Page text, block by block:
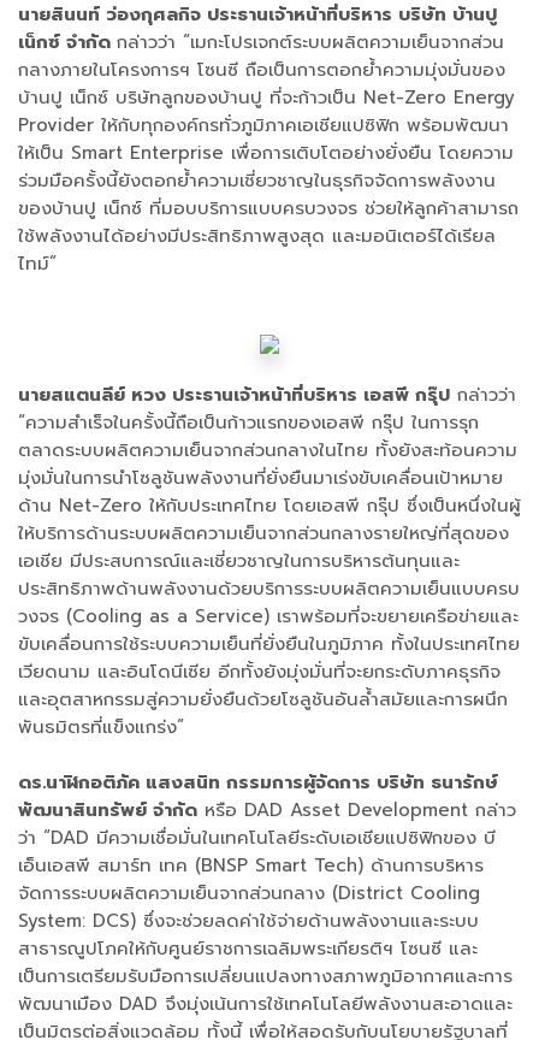
นายสินนท์ ว่องกุศลกิจ ประธานเจ้าหน้าที่บริหาร บริษัท บ้านปู
เน็กซ์ จำกัด กล่าวว่า “เมกะโปรเจกต์ระบบผลิตความเย็นจากส่วน
กลางภายในโครงการฯ โซนซี ถือเป็นการตอกย้ำความมุ่งมั่นของ
บ้านปู เน็กซ์ บริษัทลูกของบ้านปู ที่จะก้าวเป็น Net-Zero Energy
Provider ให้กับทุกองค์กรทั่วภูมิภาคเอเชียแปซิฟิก พร้อมพัฒนา
ให้เป็น Smart Enterprise เพื่อการเติบโตอย่างยั่งยืน โดยความ
ร่วมมือครั้งนี้ยังตอกย้ำความเชี่ยวชาญในธุรกิจจัดการพลังงาน
ของบ้านปู เน็กซ์ ที่มอบบริการแบบครบวงจร ช่วยให้ลูกค้าสามารถ
ใช้พลังงานได้อย่างมีประสิทธิภาพสูงสุด และมอนิเตอร์ได้เรียล
ไทม์”
นายสแตนลีย์ หวง ประธานเจ้าหน้าที่บริหาร เอสพี กรุ๊ป กล่าวว่า
“ความสำเร็จในครั้งนี้ถือเป็นก้าวแรกของเอสพี กรุ๊ป ในการรุก
ตลาดระบบผลิตความเย็นจากส่วนกลางในไทย ทั้งยังสะท้อนความ
มุ่งมั่นในการนำโซลูชันพลังงานที่ยั่งยืนมาเร่งขับเคลื่อนเป้าหมาย
ด้าน Net-Zero ให้กับประเทศไทย โดยเอสพี กรุ๊ป ซึ่งเป็นหนึ่งในผู้
ให้บริการด้านระบบผลิตความเย็นจากส่วนกลางรายใหญ่ที่สุดของ
เอเชีย มีประสบการณ์และเชี่ยวชาญในการบริหารต้นทุนและ
ประสิทธิภาพด้านพลังงานด้วยบริการระบบผลิตความเย็นแบบครบ
วงจร (Cooling as a Service) เราพร้อมที่จะขยายเครือข่ายและ
ขับเคลื่อนการใช้ระบบความเย็นที่ยั่งยืนในภูมิภาค ทั้งในประเทศไทย
เวียดนาม และอินโดนีเซีย อีกทั้งยังมุ่งมั่นที่จะยกระดับภาคธุรกิจ
และอุตสาหกรรมสู่ความยั่งยืนด้วยโซลูชันอันล้ำสมัยและการผนึก
พันธมิตรที่แข็งแกร่ง”
ดร.นาฬิกอติภัค แสงสนิท กรรมการผู้จัดการ บริษัท ธนารักษ์
พัฒนาสินทรัพย์ จำกัด หรือ DAD Asset Development กล่าว
ว่า “DAD มีความเชื่อมั่นในเทคโนโลยีระดับเอเชียแปซิฟิกของ บี
เอ็นเอสพี สมาร์ท เทค (BNSP Smart Tech) ด้านการบริหาร
จัดการระบบผลิตความเย็นจากส่วนกลาง (District Cooling
System: DCS) ซึ่งจะช่วยลดค่าใช้จ่ายด้านพลังงานและระบบ
สาธารณูปโภคให้กับศูนย์ราชการเฉลิมพระเกียรติฯ โซนซี และ
เป็นการเตรียมรับมือการเปลี่ยนแปลงทางสภาพภูมิอากาศและการ
พัฒนาเมือง DAD จึงมุ่งเน้นการใช้เทคโนโลยีพลังงานสะอาดและ
เป็นมิตรต่อสิ่งแวดล้อม ทั้งนี้ เพื่อให้สอดรับกับนโยบายรัฐบาลที่